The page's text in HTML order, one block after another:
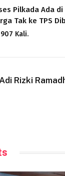
Pilkada Ada di
Tak ke TPS
Kali.
Rizki